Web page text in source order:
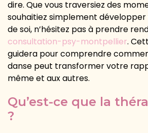
dire. Que vous traversiez des
souhaitiez simplement
de soi, n’hésitez pas à prendre
consultation-psy-montpellier.
guidera pour comprendre
danse peut transformer votre
même et aux autres.
Qu’est-ce que la
?